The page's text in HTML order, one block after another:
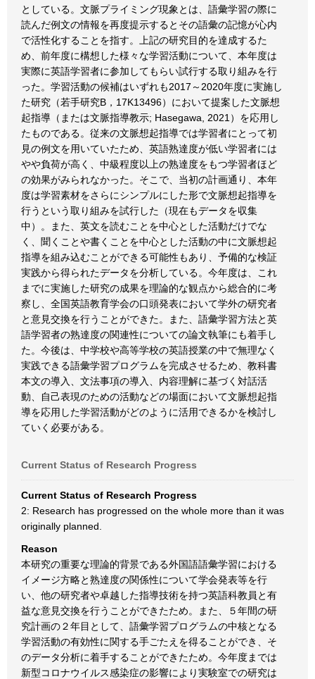
としている。文脈プライミング現象とは、語彙学習の際に
読んだ例文の情報を再度提示するとその語彙の記憶が心内
で活性化することを指す。上記の研究目的を達成するた
め、前年度に構想した様々な学習活動について、本年度は
実際に英語学習者に参加してもらい試行する取り組みを行
った。学習活動の候補はいずれも2017～2020年度に実施し
た研究（若手研究B，17K13496）において提案した文脈想
起指導（または文脈指導教示; Hasegawa, 2021）を応用し
たものである。従来の文脈想起指導では学習者にとって初
見の例文を用いていたため、英語熟達度が低い学習者には
やや負荷が高く、中級程度以上の熟達度をもつ学習者ほど
の効果がみられなかった。そこで、当初の計画通り、本年
度は学習素材をさらにシンプルにした形で文脈想起指導を
行うという取り組みを試行した（現在もデータを収集
中）。また、英文を読むことを中心とした活動だけでな
く、聞くことや書くことを中心とした活動の中に文脈想起
指導を組み込むことができる可能性もあり、予備的な検証
実践から得られたデータを分析している。今年度は、これ
までに実施した研究の成果を理論的な観点から総合的に考
察し、全国英語教育学会の口頭発表において学外の研究者
と意見交換を行うことができた。また、語彙学習方法と英
語学習者の熟達度の関連性についての論文執筆にも着手し
た。今後は、中学校や高等学校の英語授業の中で無理なく
実践できる語彙学習プログラムを完成させるため、教科書
本文の導入、文法事項の導入、内容理解に基づく対話活
動、自己表現のための活動などの場面において文脈想起指
導を応用した学習活動がどのように活用できるかを検討し
ていく必要がある。
Current Status of Research Progress
Current Status of Research Progress
2: Research has progressed on the whole more than it was
originally planned.
Reason
本研究の重要な理論的背景である外国語語彙学習における
イメージ方略と熟達度の関係性について学会発表等を行
い、他の研究者や卓越した指導技術を持つ英語科教員と有
益な意見交換を行うことができたため。また、５年間の研
究計画の２年目として、語彙学習プログラムの中核となる
学習活動の有効性に関する手ごたえを得ることができ、そ
のデータ分析に着手することができたため。今年度までは
新型コロナウイルス感染症の影響により実験室での研究は